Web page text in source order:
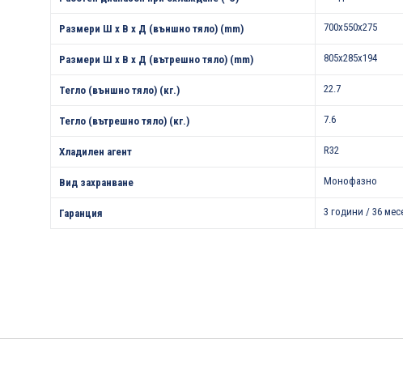
Размери Ш х В х Д (външно тяло) (mm) 700x550x275
Размери Ш х В х Д (вътрешно тяло) (mm) 805x285x194
Тегло (външно тяло) (кг.) 22.7
Тегло (вътрешно тяло) (кг.) 7.6
Хладилен агент R32
Вид захранване Монофазно
Гаранция 3 години / 36